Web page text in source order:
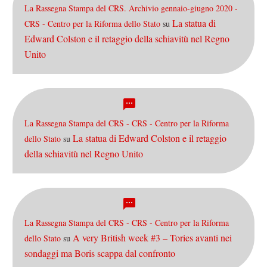
La Rassegna Stampa del CRS. Archivio gennaio-giugno 2020 -
CRS - Centro per la Riforma dello Stato su La statua di
Edward Colston e il retaggio della schiavitù nel Regno
Unito
La Rassegna Stampa del CRS - CRS - Centro per la Riforma
dello Stato su La statua di Edward Colston e il retaggio
della schiavitù nel Regno Unito
La Rassegna Stampa del CRS - CRS - Centro per la Riforma
dello Stato su A very British week #3 – Tories avanti nei
sondaggi ma Boris scappa dal confronto